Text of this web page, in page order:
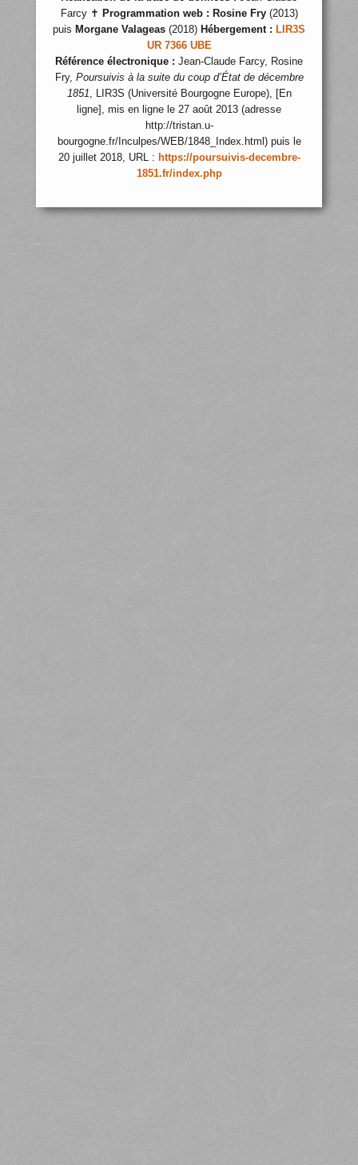
Farcy ✝ Programmation web : Rosine Fry(2013)
puis Morgane Valageas (2018) Hébergement : LIR3S
UR 7366 UBE
Référence électronique : Jean-Claude Farcy, Rosine
Fry, Poursuivis à la suite du coup d’État de décembre
1851, LIR3S (Université Bourgogne Europe), [En
ligne], mis en ligne le 27 août 2013 (adresse
http://tristan.u-
bourgogne.fr/Inculpes/WEB/1848_Index.html) puis le
20 juillet 2018, URL : https://poursuivis-decembre-
1851.fr/index.php